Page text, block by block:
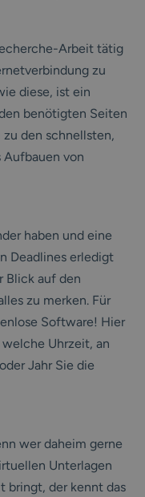
Arbeit tätig
zu
diese, ist ein
benötigten Seiten
den schnellsten,
Aufbauen von
haben und eine
Deadlines erledigt
Blick auf den
zu merken. Für
Software! Hier
Uhrzeit, an
Jahr Sie die
wer daheim gerne
Unterlagen
bringt, der kennt das